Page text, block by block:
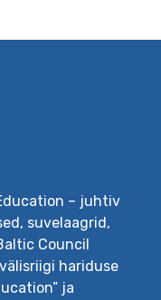
– juhtiv
suvelaagrid,
Council
hariduse
ja